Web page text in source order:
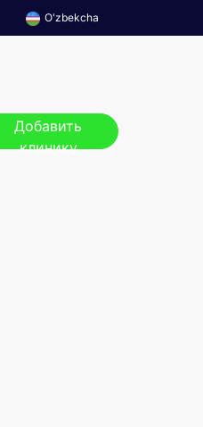
O'zbekcha
Добавить
клинику